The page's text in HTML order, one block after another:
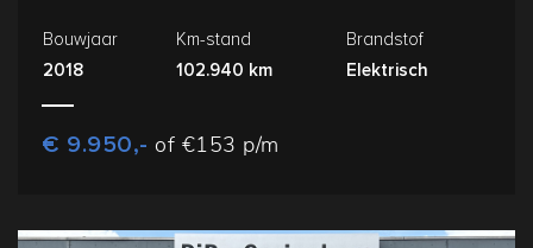
Bouwjaar
2018
Km-stand
102.940 km
Brandstof
Elektrisch
€ 9.950,- of €153 p/m